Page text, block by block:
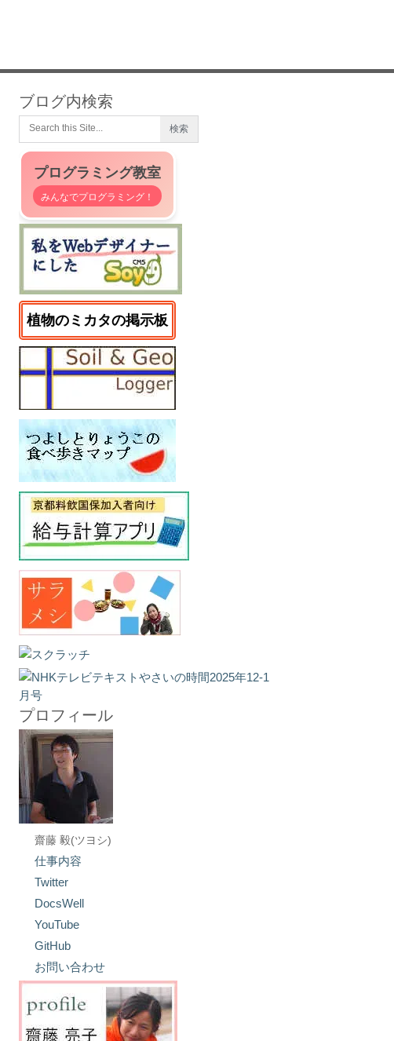
ブログ内検索
プログラミング教室
みんなでプログラミング！
植物のミカタの掲示板
プロフィール
齋藤 毅(ツヨシ)
仕事内容
Twitter
DocsWell
YouTube
GitHub
お問い合わせ